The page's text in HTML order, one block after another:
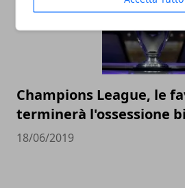
Champions League, le
terminerà l'ossessione
18/06/2019